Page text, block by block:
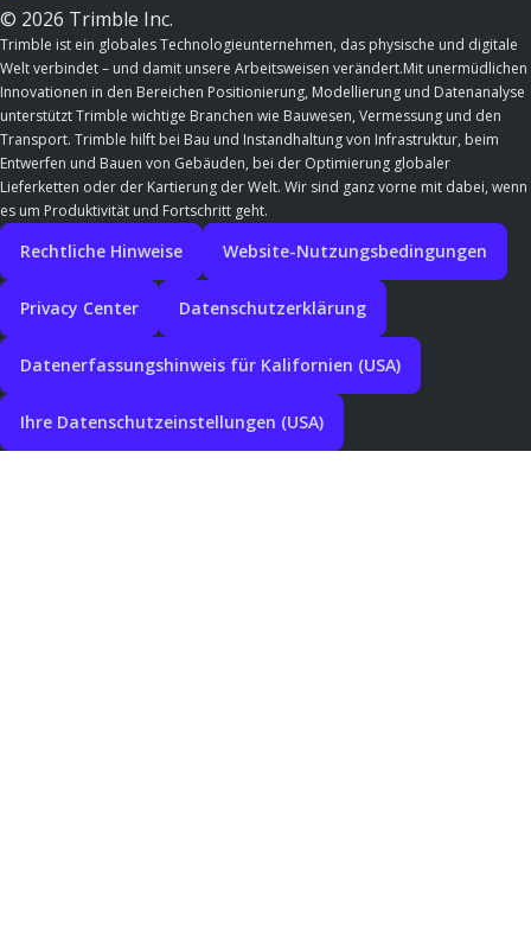
© 2026 Trimble Inc.
Trimble ist ein globales Technologieunternehmen, das physische und digitale
Welt verbindet – und damit unsere Arbeitsweisen verändert.Mit unermüdlichen
Innovationen in den Bereichen Positionierung, Modellierung und Datenanalyse
unterstützt Trimble wichtige Branchen wie Bauwesen, Vermessung und den
Transport. Trimble hilft bei Bau und Instandhaltung von Infrastruktur, beim
Entwerfen und Bauen von Gebäuden, bei der Optimierung globaler
Lieferketten oder der Kartierung der Welt. Wir sind ganz vorne mit dabei, wenn
es um Produktivität und Fortschritt geht.
Rechtliche Hinweise Website-Nutzungsbedingungen
Privacy Center Datenschutzerklärung
Datenerfassungshinweis für Kalifornien (USA)
Ihre Datenschutzeinstellungen (USA)